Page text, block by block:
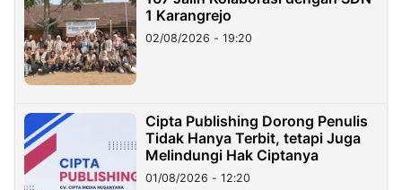
1 Karangrejo
02/08/2026 - 19:20
Cipta Publishing Dorong Penulis
Tidak Hanya Terbit, tetapi Juga
Melindungi Hak Ciptanya
01/08/2026 - 12:20